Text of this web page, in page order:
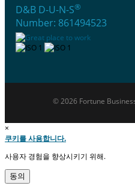
D&B D-U-N-S®
Number: 861494523
© 2026 Fortune
×
쿠키를 사용합니다.
사용자 경험을 향상시키기 위해.
동의